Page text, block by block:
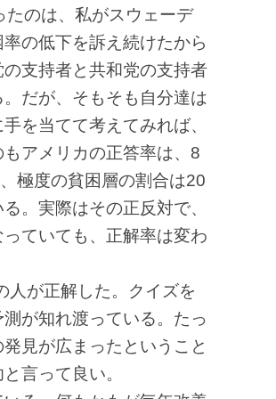
のは、私がスウェーデ
の低下を訴え続けたから
支持者と共和党の支持者
だが、そもそも自分達は
を当てて考えてみれば、
アメリカの正答率は、8
極度の貧困層の割合は20
。実際はその正反対で、
ていても、正解率は変わ
人が正解した。クイズを
が知れ渡っている。たっ
見が広まったということ
言って良い。